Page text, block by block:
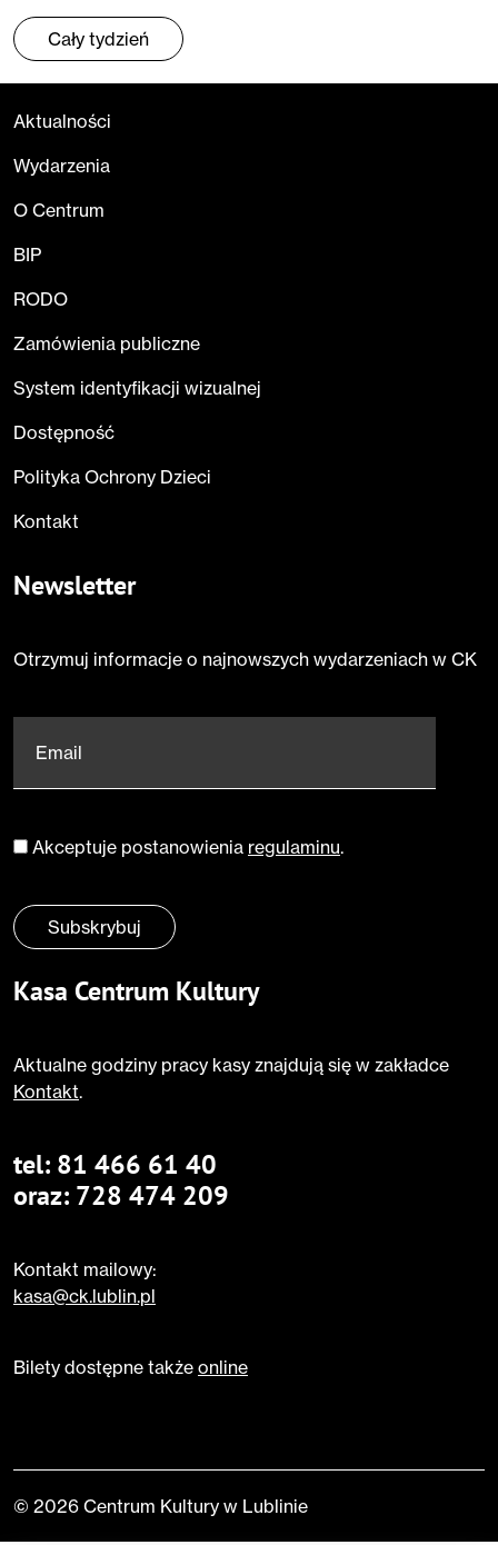
Cały tydzień
Aktualności
Wydarzenia
O Centrum
BIP
RODO
Zamówienia publiczne
System identyfikacji wizualnej
Dostępność
Polityka Ochrony Dzieci
Kontakt
Newsletter
Otrzymuj informacje o najnowszych wydarzeniach w CK
Email
Zgoda*
Akceptuje postanowienia regulaminu.
Subskrybuj
Kasa Centrum Kultury
Aktualne godziny pracy kasy znajdują się w zakładce
Kontakt.
tel: 81 466 61 40
oraz: 728 474 209
Kontakt mailowy:
kasa@ck.lublin.pl
Bilety dostępne także online
© 2026 Centrum Kultury w Lublinie